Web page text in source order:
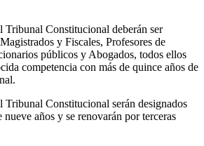
Tribunal Constitucional deberán ser
y Fiscales, Profesores de
públicos y Abogados, todos ellos
competencia con más de quince años de
Tribunal Constitucional serán designados
años y se renovarán por terceras